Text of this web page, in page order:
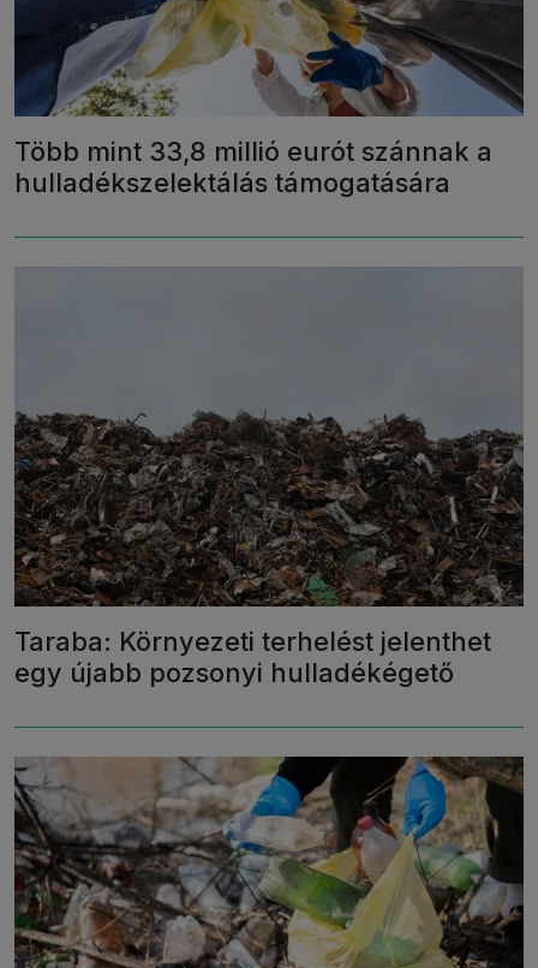
Több mint 33,8 millió eurót szánnak a
hulladékszelektálás támogatására
Taraba: Környezeti terhelést jelenthet
egy újabb pozsonyi hulladékégető